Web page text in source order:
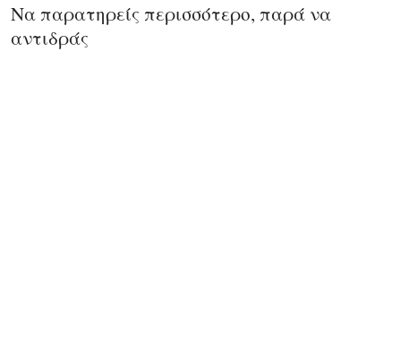
Να παρατηρείς περισσότερο, παρά να
αντιδράς